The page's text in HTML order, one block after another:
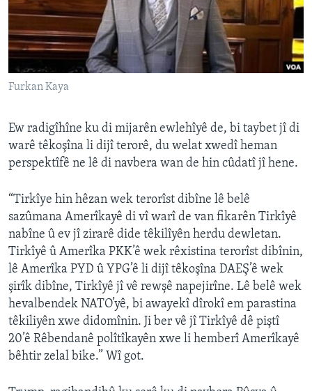
Furkan Kaya
Ew radigîhîne ku di mijarên ewlehîyê de, bi taybet jî di
warê têkoşîna li dijî terorê, du welat xwedî heman
perspektîfê ne lê di navbera wan de hin cûdatî jî hene.
“Tirkîye hin hêzan wek terorîst dibîne lê belê
sazûmana Amerîkayê di vî warî de van fikarên Tirkîyê
nabîne û ev jî zirarê dide têkilîyên herdu dewletan.
Tirkîyê û Amerîka PKK’ê wek rêxistina terorîst dibînin,
lê Amerîka PYD û YPG’ê li dijî têkoşîna DAEŞ’ê wek
şirîk dibîne, Tirkîyê jî vê rewşê napejirîne. Lê belê wek
hevalbendek NATO’yê, bi awayekî dîrokî em parastina
têkiliyên xwe didomînin. Ji ber vê jî Tirkîyê dê piştî
20’ê Rêbendanê polîtîkayên xwe li hemberî Amerîkayê
bêhtir zelal bike.” Wî got.